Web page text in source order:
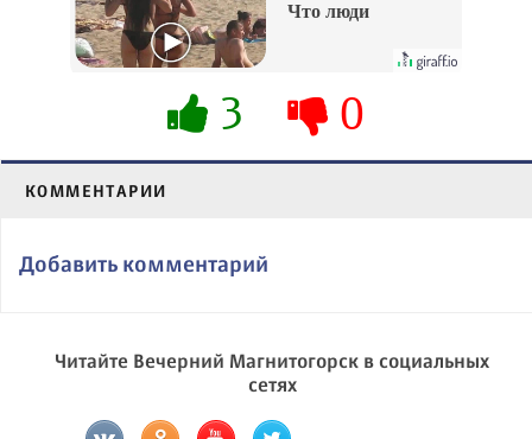
Что люди
их не видят...
3 0
КОММЕНТАРИИ
Добавить комментарий
Читайте Вечерний Магнитогорск в социальных
сетях